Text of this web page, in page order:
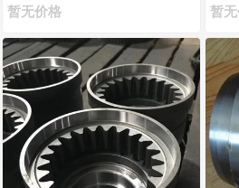
暂无价格
暂